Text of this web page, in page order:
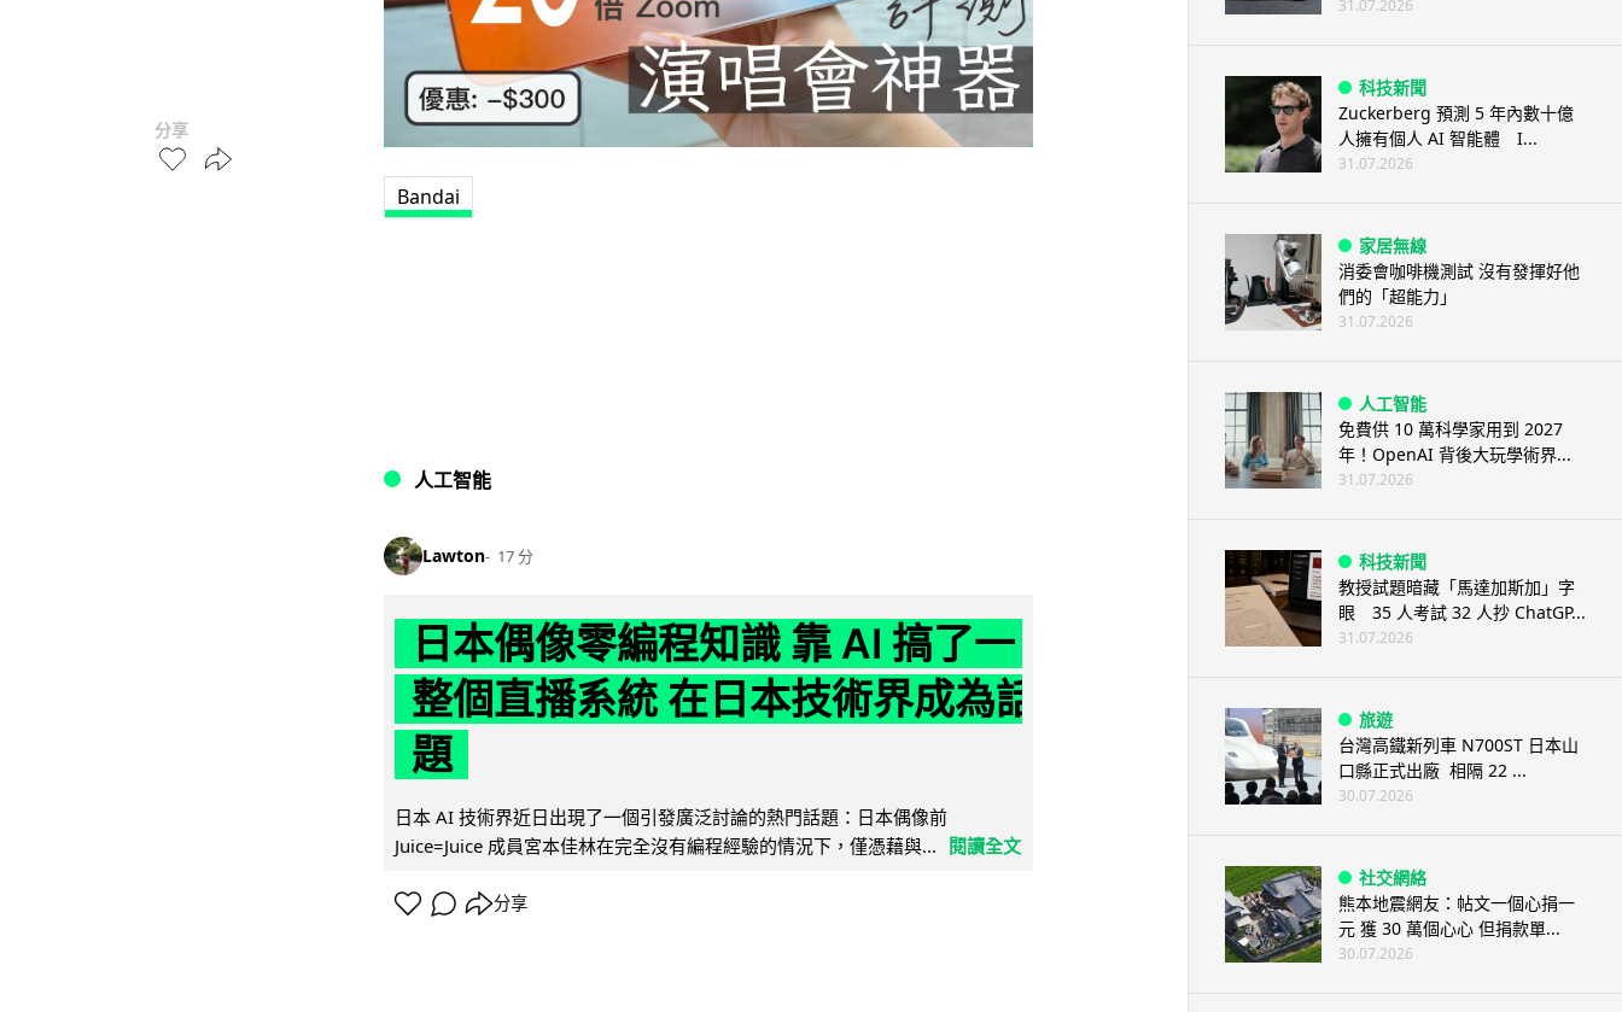
分享
Bandai
人工智能
Lawton 17 分
日本偶像零編程知識 靠 AI 搞了一
整個直播系統 在日本技術界成為話
題
日本 AI 技術界近日出現了一個引發廣泛討論的熱門話題：日本偶像前
Juice=Juice 成員宮本佳林在完全沒有編程經驗的情況下，僅憑藉與... 閱讀全文
分享
31.07.2026
科技新聞
Zuckerberg 預測 5 年內數十億
人擁有個人 AI 智能體 I...
31.07.2026
家居無線
消委會咖啡機測試 沒有發揮好他
們的「超能力」
31.07.2026
人工智能
免費供 10 萬科學家用到 2027
年！OpenAI 背後大玩學術界...
31.07.2026
科技新聞
教授試題暗藏「馬達加斯加」字
眼 35 人考試 32 人抄 ChatGP...
31.07.2026
旅遊
台灣高鐵新列車 N700ST 日本山
口縣正式出廠 相隔 22 ...
30.07.2026
社交網絡
熊本地震網友：帖文一個心捐一
元 獲 30 萬個心心 但捐款單...
30.07.2026